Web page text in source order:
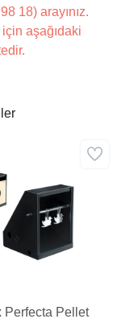
18) arayınız.
aşağıdaki
Perfecta Pellet